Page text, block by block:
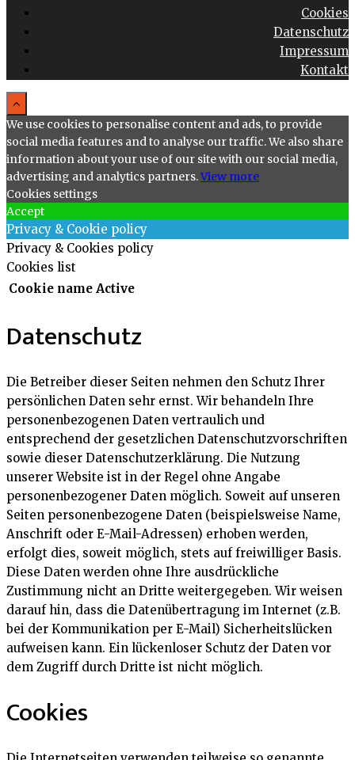
Cookies
Datenschutz
Impressum
Kontakt
We use cookies to personalise content and ads, to provide
social media features and to analyse our traffic. We also share
information about your use of our site with our social media,
advertising and analytics partners.View more
Cookies settings
Accept
Privacy & Cookie policy
Privacy & Cookies policy
Cookies list
Cookie name Active
Datenschutz
Die Betreiber dieser Seiten nehmen den Schutz Ihrer
persönlichen Daten sehr ernst. Wir behandeln Ihre
personenbezogenen Daten vertraulich und
entsprechend der gesetzlichen Datenschutzvorschriften
sowie dieser Datenschutzerklärung. Die Nutzung
unserer Website ist in der Regel ohne Angabe
personenbezogener Daten möglich. Soweit auf unseren
Seiten personenbezogene Daten (beispielsweise Name,
Anschrift oder E-Mail-Adressen) erhoben werden,
erfolgt dies, soweit möglich, stets auf freiwilliger Basis.
Diese Daten werden ohne Ihre ausdrückliche
Zustimmung nicht an Dritte weitergegeben. Wir weisen
darauf hin, dass die Datenübertragung im Internet (z.B.
bei der Kommunikation per E-Mail) Sicherheitslücken
aufweisen kann. Ein lückenloser Schutz der Daten vor
dem Zugriff durch Dritte ist nicht möglich.
Cookies